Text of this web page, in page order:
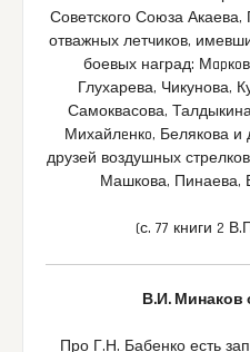
Советского Союза
отважных летчиков,
боевых наград:
Глухарева, Чикунова,
Самоквасова,
Михайлeнкo, Белякова и
друзей воздушных
Машкова, Пинаева,
(с. 77 книги 2
В.И. Минаков
Про Г.Н. Бабенко есть